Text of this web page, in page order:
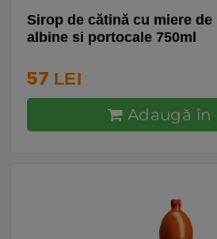
Sirop de cătină cu miere de
albine si portocale 750ml
57 LEI
Adaugă în